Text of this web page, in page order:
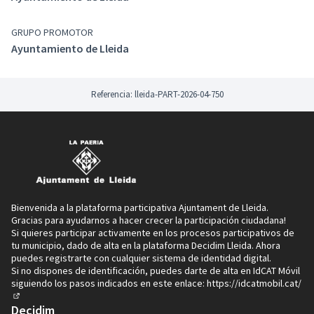
organizaciones más representativas potencialmente
Los problemas que se pretenden solucionar con la
iniciativa.
Los objetivos de la norma
Las posibles soluciones alternativas reguladoras y no
1. Problemas que se pretenden resolver con la
nueva regulación
administración digital del ayuntamiento de Lleida, se
pretende dar cobertura a la carencia actual de
normativa municipal propia en esta materia, con el fin
de ofrecer una mayor seguridad jurídica en la aplicación
de las diferentes disposiciones normativas.
2. Necesidades y oportunidades de la aprobación
de la Ordenanza
GRUPO PROMOTOR
Ayuntamiento de Lleida
Referencia: lleida-PART-2026-04-750
Bienvenida a la plataforma participativa Ajuntament de Lleida.
Gracias para ayudarnos a hacer crecer la participación ciudadana!
Si quieres participar activamente en los procesos participativos de
tu municipio, dado de alta en la plataforma Decidim Lleida. Ahora
puedes registrarte con cualquier sistema de identidad digital.
Si no dispones de identificación, puedes darte de alta en IdCAT Móvil
siguiendo los pasos indicados en este enlace: https://idcatmobil.cat/
(Enlace externo)
Decidim